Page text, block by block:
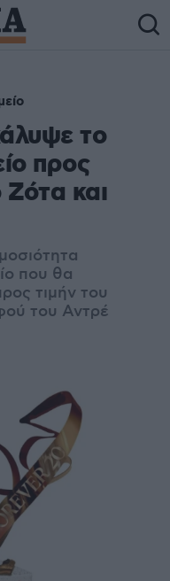
το
προς
και
που θα
τιμήν του
του Αντρέ